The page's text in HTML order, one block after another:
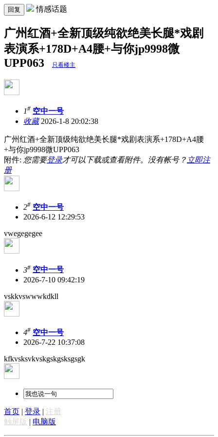
回复 情感话题
广州红酒+全新顶级纯欲绝美长腿*戏剧
表演系+178D+A4腰+与你jp9998微
UPP063
只看楼主
1# 空中一号
收藏2026-1-8 20:02:38
广州红酒+全新顶级纯欲绝美长腿*戏剧表演系+178D+A4腰
+与你jp9998微UPP063
附件: 您需要登录才可以下载或查看附件。没有帐号？ 立即注
册
2# 空中一号
2026-6-12 12:29:53
vwegegegee
3# 空中一号
2026-7-10 09:42:19
vskkvswwwkdkll
4# 空中一号
2026-7-22 10:37:08
kfkvsksvkvskgskgsksgsgk
首页 | 登录 | 注册
触屏版 | 电脑版